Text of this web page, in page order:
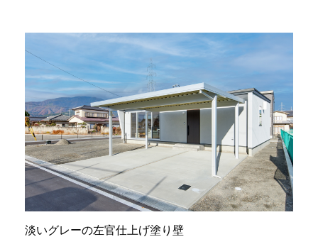
淡いグレーの左官仕上げ塗り壁